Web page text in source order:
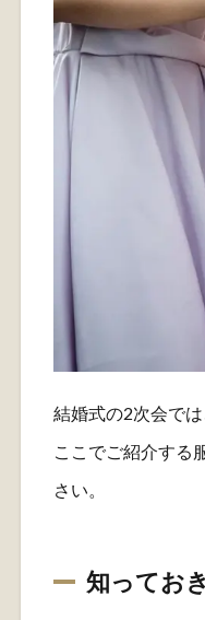
結婚式の2次会で
ここでご紹介する
さい。
知ってお